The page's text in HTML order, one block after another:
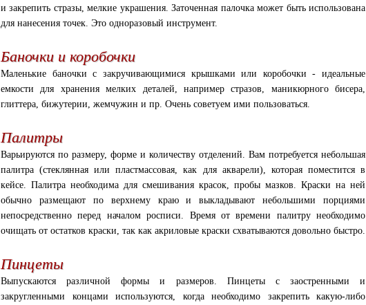
и закрепить стразы, мелкие украшения. Заточенная палочка может быть использована
для нанесения точек. Это одноразовый инструмент.
Баночки и коробочки
Маленькие баночки с закручивающимися крышками или коробочки - идеальные
емкости для хранения мелких деталей, например стразов, маникюрного бисера,
глиттера, бижутерии, жемчужин и пр. Очень советуем ими пользоваться.
Палитры
Варьируются по размеру, форме и количеству отделений. Вам потребуется небольшая
палитра (стеклянная или пластмассовая, как для акварели), которая поместится в
кейсе. Палитра необходима для смешивания красок, пробы мазков. Краски на ней
обычно размещают по верхнему краю и выкладывают небольшими порциями
непосредственно перед началом росписи. Время от времени палитру необходимо
очищать от остатков краски, так как акриловые краски схватываются довольно быстро.
Пинцеты
Выпускаются различной формы и размеров. Пинцеты с заостренными и
закругленными концами используются, когда необходимо закрепить какую-либо